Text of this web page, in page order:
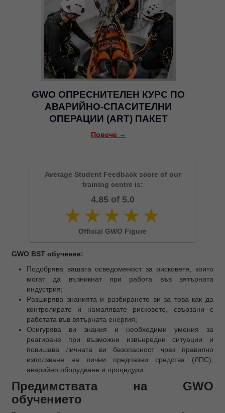
GWO ОПРЕСНИТЕЛЕН КУРС ПО
АВАРИЙНО-СПАСИТЕЛНИ
ОПЕРАЦИИ (ART) ПАКЕТ
Повече →
Average Student Feedback score of our
training centre is:
4.85 of 5.0
Official GWO Figure
GWO BST обучение:
Подобрява вашата осведоменост за рисковете, които
могат да възникнат при работа във вятърната
индустрия;
Разширява знанията и разбирането ви за това как да
контролирате и намалявате рисковете, свързани с
работата във вятърната енергия;
Осигурява ви знания и необходими умения за
реагиране при възможни извънредни ситуации и
повишава личната ви безопасност чрез правилно
използване на лични предпазни средства (ЛПС),
аварийно оборудване и процедури.
Предимствата на GWO
обучението